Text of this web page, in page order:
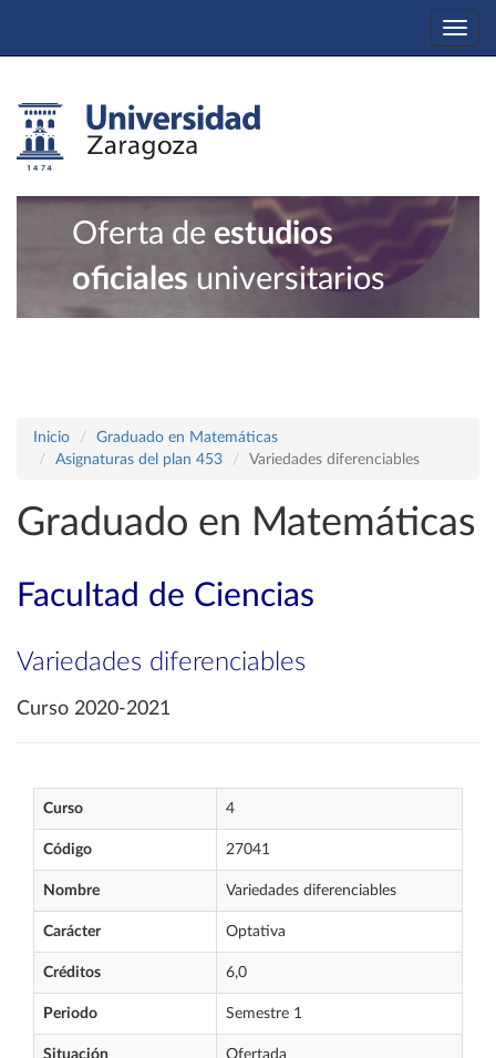
Oferta de estudios
oficiales universitarios
Inicio
Graduado en Matemáticas
Asignaturas del plan 453
Variedades diferenciables
Graduado en Matemáticas
Facultad de Ciencias
Variedades diferenciables
Curso 2020-2021
Curso 4
Código 27041
Nombre Variedades diferenciables
Carácter Optativa
Créditos 6,0
Periodo Semestre 1
Situación Ofertada